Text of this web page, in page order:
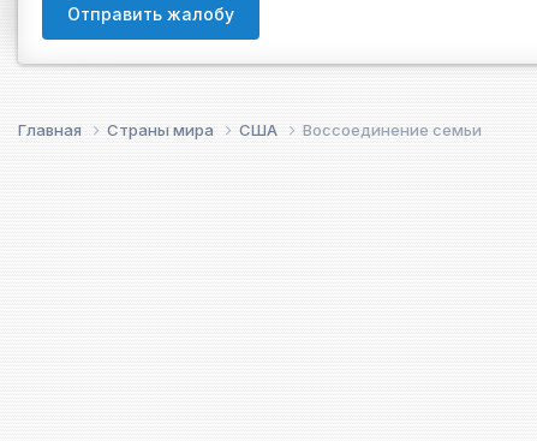
Отправить жалобу
Главная Страны мира США Воссоединение семьи